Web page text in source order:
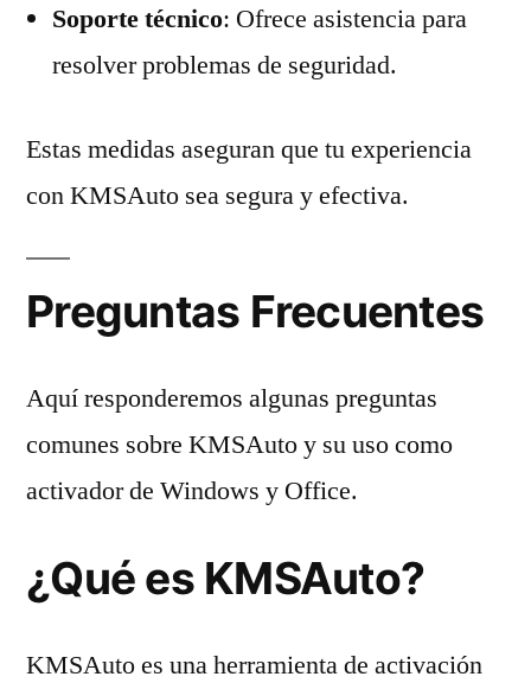
Soporte técnico: Ofrece asistencia para
resolver problemas de seguridad.
Estas medidas aseguran que tu experiencia
con KMSAuto sea segura y efectiva.
Preguntas Frecuentes
Aquí responderemos algunas preguntas
comunes sobre KMSAuto y su uso como
activador de Windows y Office.
¿Qué es KMSAuto?
KMSAuto es una herramienta de activación